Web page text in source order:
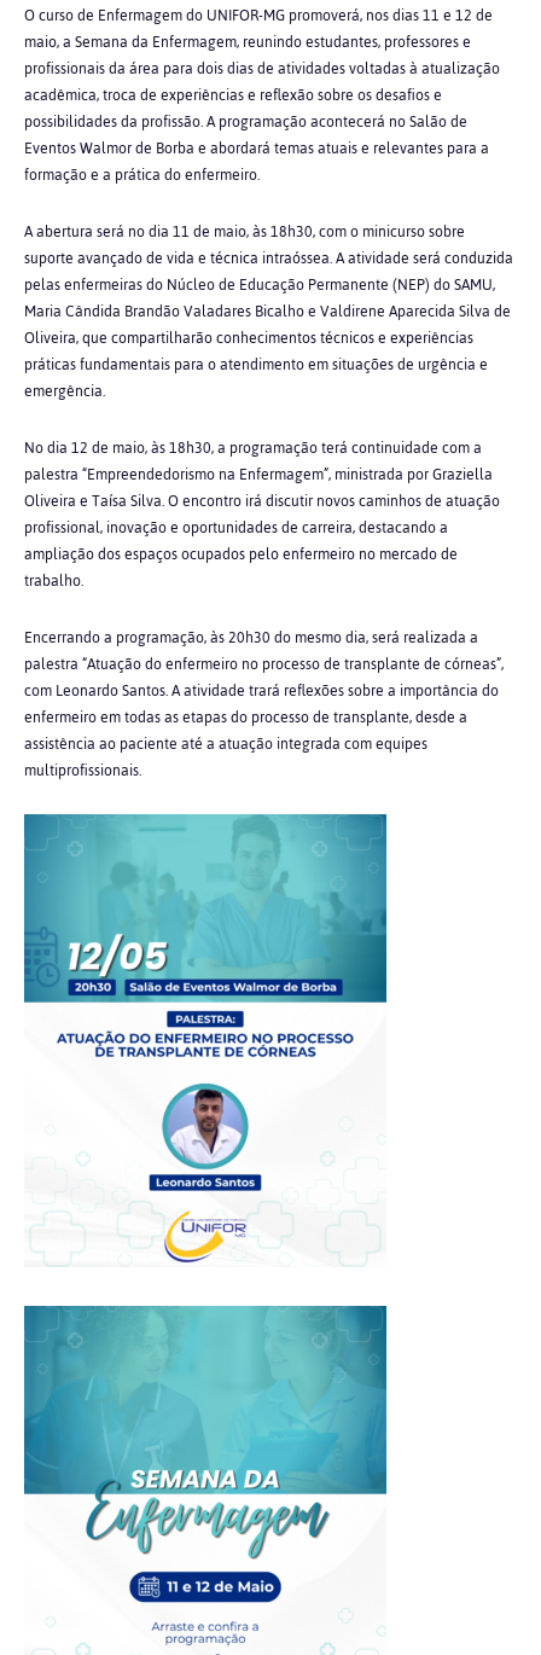
O curso de Enfermagem do UNIFOR-MG promoverá, nos dias 11 e 12 de
maio, a Semana da Enfermagem, reunindo estudantes, professores e
profissionais da área para dois dias de atividades voltadas à atualização
acadêmica, troca de experiências e reflexão sobre os desafios e
possibilidades da profissão. A programação acontecerá no Salão de
Eventos Walmor de Borba e abordará temas atuais e relevantes para a
formação e a prática do enfermeiro.
A abertura será no dia 11 de maio, às 18h30, com o minicurso sobre
suporte avançado de vida e técnica intraóssea. A atividade será conduzida
pelas enfermeiras do Núcleo de Educação Permanente (NEP) do SAMU,
Maria Cândida Brandão Valadares Bicalho e Valdirene Aparecida Silva de
Oliveira, que compartilharão conhecimentos técnicos e experiências
práticas fundamentais para o atendimento em situações de urgência e
emergência.
No dia 12 de maio, às 18h30, a programação terá continuidade com a
palestra “Empreendedorismo na Enfermagem”, ministrada por Graziella
Oliveira e Taísa Silva. O encontro irá discutir novos caminhos de atuação
profissional, inovação e oportunidades de carreira, destacando a
ampliação dos espaços ocupados pelo enfermeiro no mercado de
trabalho.
Encerrando a programação, às 20h30 do mesmo dia, será realizada a
palestra “Atuação do enfermeiro no processo de transplante de córneas”,
com Leonardo Santos. A atividade trará reflexões sobre a importância do
enfermeiro em todas as etapas do processo de transplante, desde a
assistência ao paciente até a atuação integrada com equipes
multiprofissionais.